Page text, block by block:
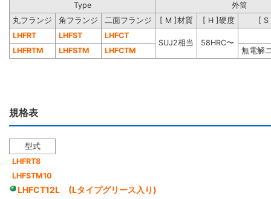
Type
外筒
丸フランジ
角フランジ 二面フランジ [ M ]材質 [ H ]硬度
[ S
LHFRT
LHFST
LHFCT
SUJ2相当
58HRC〜
LHFRTM
LHFSTM LHFCTM 無電解
規格表
型式
LHFRT8
LHFSTM10
LHFCT12L (Lタイプグリース入り)